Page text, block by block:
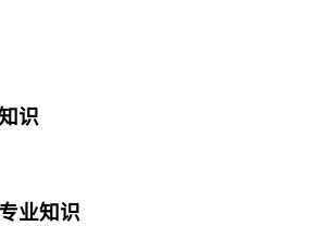
识
业知识